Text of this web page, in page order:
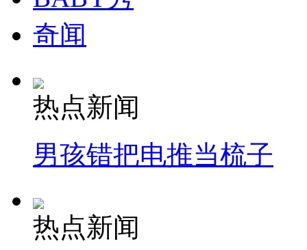
奇闻
热点新闻
男孩错把电推当梳子
热点新闻